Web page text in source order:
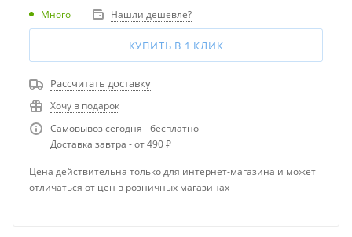
Много Нашли дешевле?
КУПИТЬ В 1 КЛИК
Рассчитать доставку
Хочу в подарок
Самовывоз сегодня - бесплатно
Доставка завтра - от 490 ₽
Цена действительна только для интернет-магазина и может
отличаться от цен в розничных магазинах